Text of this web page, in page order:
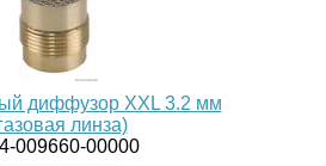
диффузор XXL 3.2 мм
линза)
009660-00000